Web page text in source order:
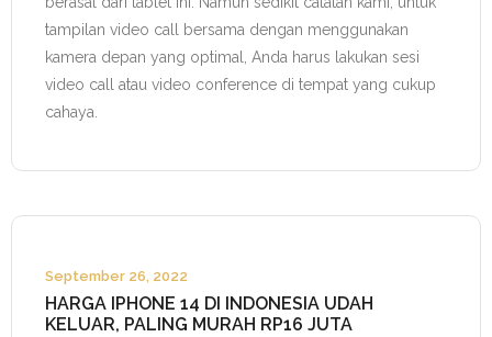
tampilan video call bersama dengan menggunakan
kamera depan yang optimal, Anda harus lakukan sesi
video call atau video conference di tempat yang cukup
cahaya.
HARGA IPHONE 14 DI INDONESIA UDAH
KELUAR, PALING MURAH RP16 JUTA
September 26, 2022